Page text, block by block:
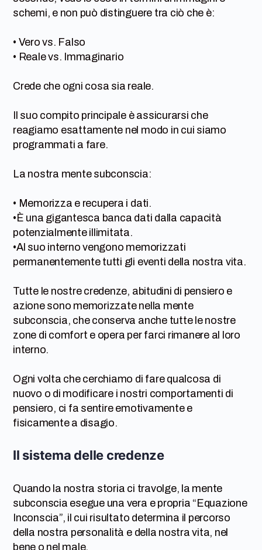
schemi, e non può distinguere tra ciò che è:
• Vero vs. Falso
• Reale vs. Immaginario
Crede che ogni cosa sia reale.
Il suo compito principale è assicurarsi che
reagiamo esattamente nel modo in cui siamo
programmati a fare.
La nostra mente subconscia:
• Memorizza e recupera i dati.
•È una gigantesca banca dati dalla capacità
potenzialmente illimitata.
•Al suo interno vengono memorizzati
permanentemente tutti gli eventi della nostra vita.
Tutte le nostre credenze, abitudini di pensiero e
azione sono memorizzate nella mente
subconscia, che conserva anche tutte le nostre
zone di comfort e opera per farci rimanere al loro
interno.
Ogni volta che cerchiamo di fare qualcosa di
nuovo o di modificare i nostri comportamenti di
pensiero, ci fa sentire emotivamente e
fisicamente a disagio.
Il sistema delle credenze
Quando la nostra storia ci travolge, la mente
subconscia esegue una vera e propria “Equazione
Inconscia”, il cui risultato determina il percorso
della nostra personalità e della nostra vita, nel
bene o nel male.